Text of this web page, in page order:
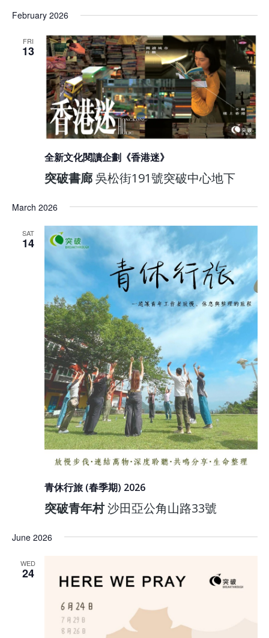
February 2026
FRI
13
全新文化閱讀企劃《香港迷》
突破書廊吳松街191號突破中心地下
March 2026
SAT
14
青休行旅 (春季期) 2026
突破青年村沙田亞公角山路33號
June 2026
WED
24